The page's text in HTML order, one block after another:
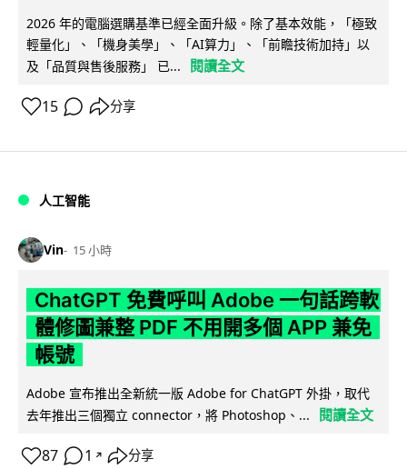
2026 年的電腦選購基準已經全面升級。除了基本效能，「極致
輕量化」、「機身美學」、「AI算力」、「前瞻技術加持」以
及「品質與售後服務」 已...
閱讀全文
15 分享
人工智能
Vin 15 小時
ChatGPT 免費呼叫 Adobe 一句話跨軟
體修圖兼整 PDF 不用開多個 APP 兼免
帳號
Adobe 宣布推出全新統一版 Adobe for ChatGPT 外掛，取代
去年推出三個獨立 connector，將 Photoshop、...
閱讀全文
87 1 ↗ 分享